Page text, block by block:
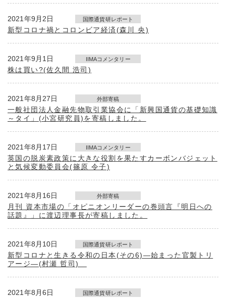
2021年9月2日 国際通貨研レポート
新型コロナ禍とコロンビア経済(森川 央)
2021年9月1日 IIMAコメンタリー
株は買い?(佐久間 浩司)
2021年8月27日 外部寄稿
一般社団法人金融先物取引業協会に「新興国通貨の基礎知識
～タイ」(小宮研究員)を寄稿しました。
2021年8月17日 IIMAコメンタリー
英国の脱炭素政策に大きな役割を果たすカーボンバジェット
と気候変動委員会(篠原 令子)
2021年8月16日 外部寄稿
月刊 資本市場の「オピニオンリーダーの巻頭言『明日への
話題』」に渡辺理事長が寄稿しました。
2021年8月10日 国際通貨研レポート
新型コロナと生きる令和の日本(その6)―始まった官製トリ
アージ―(村瀬 哲司)
2021年8月6日 国際通貨研レポート